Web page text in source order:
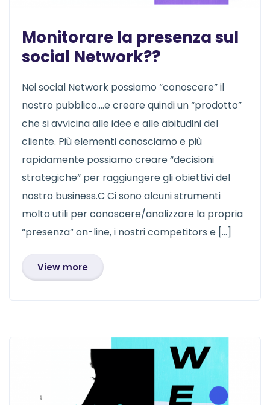
Monitorare la presenza sul
social Network??
Nei social Network possiamo “conoscere” il
nostro pubblico….e creare quindi un “prodotto”
che si avvicina alle idee e alle abitudini del
cliente. Più elementi conosciamo e più
rapidamente possiamo creare “decisioni
strategiche” per raggiungere gli obiettivi del
nostro business.C Ci sono alcuni strumenti
molto utili per conoscere/analizzare la propria
“presenza” on-line, i nostri competitors e […]
View more